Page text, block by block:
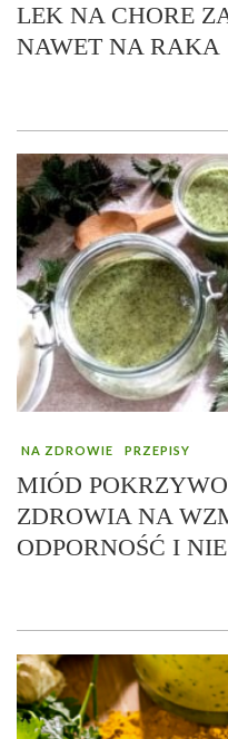
LEK NA CHORE
NAWET NA RAKA
NA ZDROWIE PRZEPISY
MIÓD
ZDROWIA NA
ODPORNOŚĆ I